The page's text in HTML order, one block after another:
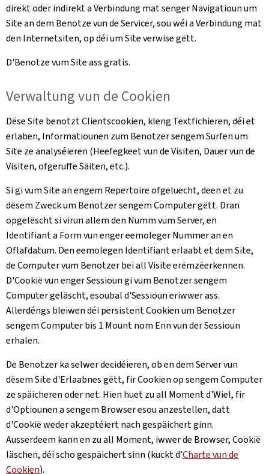
direkt oder indirekt a Verbindung mat senger Navigatioun um
Site an dem Benotze vun de Servicer, sou wéi a Verbindung mat
den Internetsiten, op déi um Site verwise gëtt.
D'Benotze vum Site ass gratis.
Verwaltung vun de Cookien
Dëse Site benotzt Clientscookien, kleng Textfichieren, déi et
erlaben, Informatiounen zum Benotzer sengem Surfen um
Site ze analyséieren (Heefegkeet vun de Visiten, Dauer vun de
Visiten, ofgeruffe Säiten, etc.).
Si gi vum Site an engem Repertoire ofgeluecht, deen et zu
dësem Zweck um Benotzer sengem Computer gëtt. Dran
opgelëscht si virun allem den Numm vum Server, en
Identifiant a Form vun enger eemoleger Nummer an en
Oflafdatum. Den eemolegen Identifiant erlaabt et dem Site,
de Computer vum Benotzer bei all Visite erëmzëerkennen.
D'Cookië vun enger Sessioun gi vum Benotzer sengem
Computer geläscht, esoubal d'Sessioun eriwwer ass.
Allerdéngs bleiwen déi persistent Cookien um Benotzer
sengem Computer bis 1 Mount nom Enn vun der Sessioun
erhalen.
De Benotzer ka selwer decidéieren, ob en dem Server vun
dësem Site d'Erlaabnes gëtt, fir Cookien op sengem Computer
ze späicheren oder net. Hien huet zu all Moment d'Wiel, fir
d'Optiounen a sengem Browser esou anzestellen, datt
d'Cookië weder akzeptéiert nach gespäichert ginn.
Ausserdeem kann en zu all Moment, iwwer de Browser, Cookië
läschen, déi scho gespäichert sinn (kuckt d’Charte vun de
Cookien).